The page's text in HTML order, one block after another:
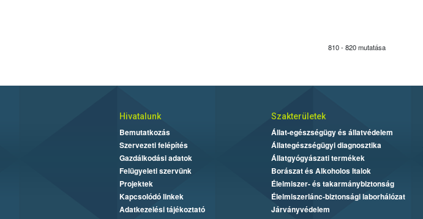
810 - 820 mutatása
Hivatalunk
Bemutatkozás
Szervezeti felépítés
Gazdálkodási adatok
Felügyeleti szervünk
Projektek
Kapcsolódó linkek
Adatkezelési tájékoztató
Szakterületek
Állat-egészségügy és állatvédelem
Állategészségügyi diagnosztika
Állatgyógyászati termékek
Borászat és Alkoholos Italok
Élelmiszer- és takarmánybiztonság
Élelmiszerlánc-biztonsági laborhálózat
Járványvédelem